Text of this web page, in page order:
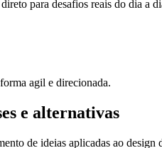
para desafios reais do dia a
agil e direcionada.
e alternativas
de ideias aplicadas ao